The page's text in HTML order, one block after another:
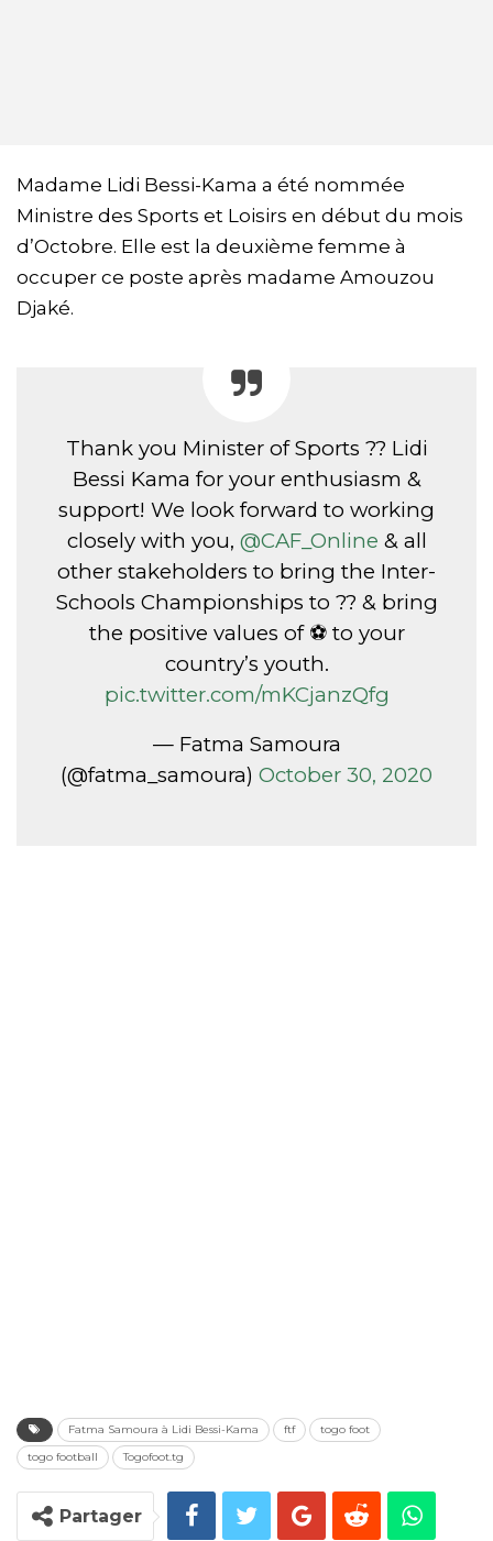
Madame Lidi Bessi-Kama a été nommée
Ministre des Sports et Loisirs en début du mois
d’Octobre. Elle est la deuxième femme à
occuper ce poste après madame Amouzou
Djaké.
Thank you Minister of Sports ?? Lidi
Bessi Kama for your enthusiasm &
support! We look forward to working
closely with you, @CAF_Online & all
other stakeholders to bring the Inter-
Schools Championships to ?? & bring
the positive values of ⚽️ to your
country’s youth.
pic.twitter.com/mKCjanzQfg
— Fatma Samoura
(@fatma_samoura) October 30, 2020
Fatma Samoura à Lidi Bessi-Kama ftf
togo foot
togo football
Togofoot.tg
Partager